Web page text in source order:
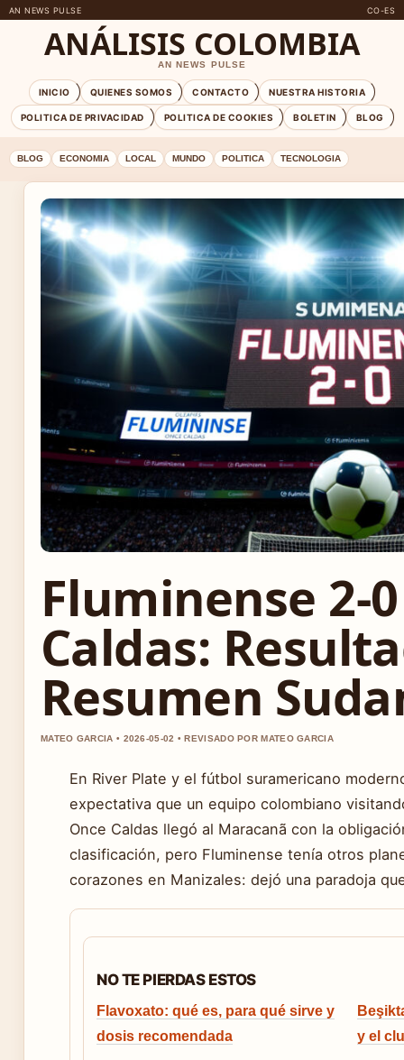
AN NEWS PULSE CO-ES
ANÁLISIS COLOMBIA
AN NEWS PULSE
INICIO QUIENES SOMOS CONTACTO NUESTRA HISTORIA
POLITICA DE PRIVACIDAD POLITICA DE COOKIES BOLETIN BLOG
BLOG ECONOMIA LOCAL MUNDO POLITICA TECNOLOGIA
Fluminense 2-
Caldas:
Resumen
MATEO GARCIA • 2026-05-02 • REVISADO POR MATEO GARCIA
En River Plate y el fútbol suramericano
expectativa que un equipo colombiano
Once Caldas llegó al Maracanã con la
clasificación, pero Fluminense tenía otros
corazones en Manizales: dejó una paradoja
NO TE PIERDAS ESTOS
Flavoxato: qué es, para qué sirve y
dosis recomendada
y el